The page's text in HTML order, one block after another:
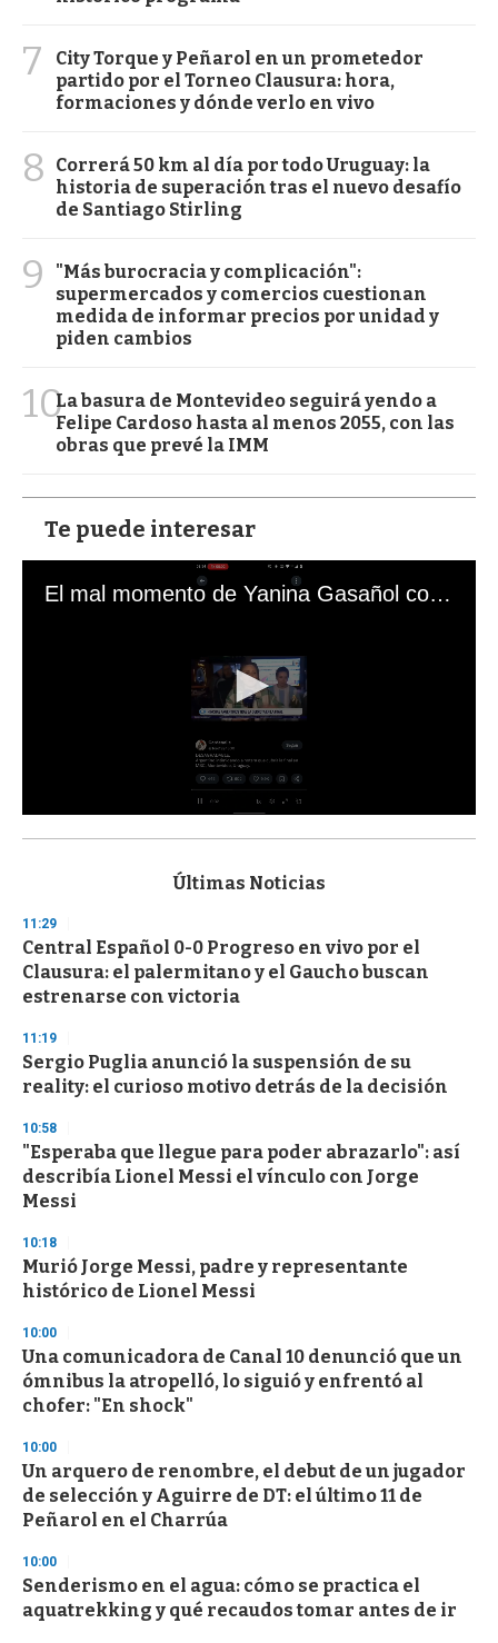
7
City Torque y Peñarol en un prometedor
partido por el Torneo Clausura: hora,
formaciones y dónde verlo en vivo
8
Correrá 50 km al día por todo Uruguay: la
historia de superación tras el nuevo desafío
de Santiago Stirling
9
"Más burocracia y complicación":
supermercados y comercios cuestionan
medida de informar precios por unidad y
piden cambios
10La basura de Montevideo seguirá yendo a
Felipe Cardoso hasta al menos 2055, con las
obras que prevé la IMM
Te puede interesar
El mal momento de Yanina Gasañol con un hincha argentino en "Subrayado"
s
d
s
o
f
3
s
e
c
o
d
s
Últimas Noticias
11:29
Central Español 0-0 Progreso en vivo por el
Clausura: el palermitano y el Gaucho buscan
estrenarse con victoria
11:19
Sergio Puglia anunció la suspensión de su
reality: el curioso motivo detrás de la decisión
10:58
"Esperaba que llegue para poder abrazarlo": así
describía Lionel Messi el vínculo con Jorge
Messi
10:18
Murió Jorge Messi, padre y representante
histórico de Lionel Messi
10:00
Una comunicadora de Canal 10 denunció que un
ómnibus la atropelló, lo siguió y enfrentó al
chofer: "En shock"
10:00
Un arquero de renombre, el debut de un jugador
de selección y Aguirre de DT: el último 11 de
Peñarol en el Charrúa
10:00
Senderismo en el agua: cómo se practica el
aquatrekking y qué recaudos tomar antes de ir